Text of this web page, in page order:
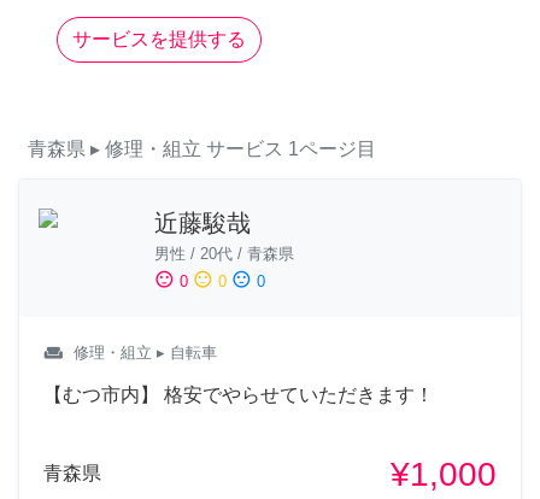
サービスを提供する
青森県 ▸ 修理・組立 サービス 1ページ目
近藤駿哉
男性 / 20代 / 青森県
sentiment_satisfied 0 sentiment_neutral 0 sentiment_dissatisfied 0
weekend 修理・組立 ▸ 自転車
【むつ市内】 格安でやらせていただきます！
青森県 ¥1,000